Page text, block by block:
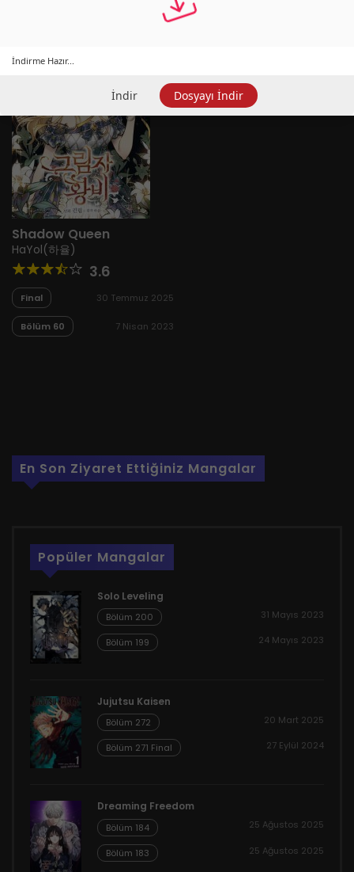
Shadow Queen
HaYol(하율)
3.6
Final 30 Temmuz 2025
Bölüm 60 7 Nisan 2023
En Son Ziyaret Ettiğiniz Mangalar
Popüler Mangalar
Solo Leveling
Bölüm 200 31 Mayıs 2023
Bölüm 199 24 Mayıs 2023
Jujutsu Kaisen
Bölüm 272 20 Mart 2025
Bölüm 271 Final 27 Eylül 2024
Dreaming Freedom
Bölüm 184 25 Ağustos 2025
Bölüm 183 25 Ağustos 2025
İndirme Hazır...
İndir Dosyayı İndir